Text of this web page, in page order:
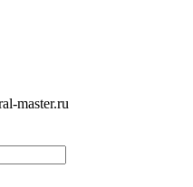
master.ru